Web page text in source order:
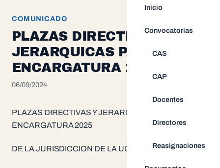
Inicio
Convocatorias
CAS
CAP
Docentes
Directores
Reasignaciones
COMUNICADO
PLAZAS DIRECTIVAS Y
JERARQUICAS PARA
ENCARGATURA 2025
06/09/2024
PLAZAS DIRECTIVAS Y JERARQUICAS PARA
ENCARGATURA 2025
DE LA JURISDICCION DE LA UGEL PARINACOCHAS